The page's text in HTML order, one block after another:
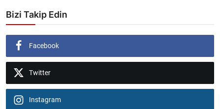
Bizi Takip Edin
Facebook
Twitter
Instagram